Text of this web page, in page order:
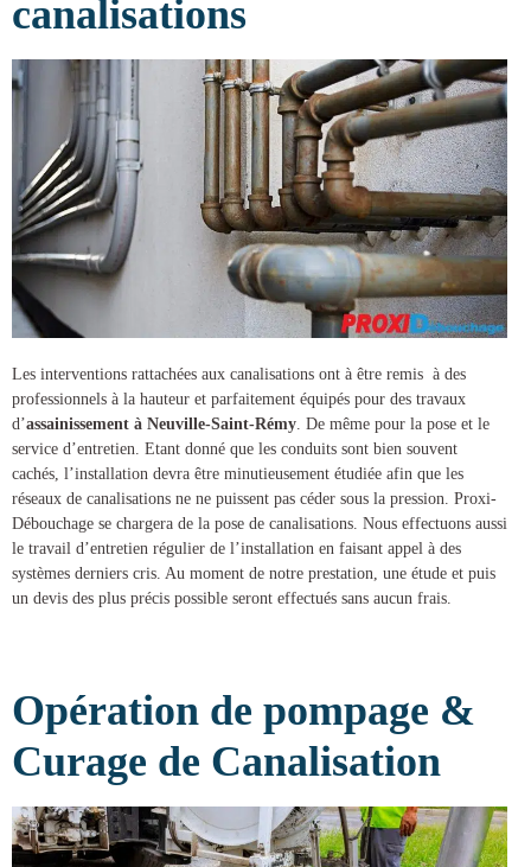
canalisations
Les interventions rattachées aux canalisations ont à être remis à des
professionnels à la hauteur et parfaitement équipés pour des travaux
d’assainissement à Neuville-Saint-Rémy. De même pour la pose et le
service d’entretien. Etant donné que les conduits sont bien souvent
cachés, l’installation devra être minutieusement étudiée afin que les
réseaux de canalisations ne ne puissent pas céder sous la pression. Proxi-
Débouchage se chargera de la pose de canalisations. Nous effectuons aussi
le travail d’entretien régulier de l’installation en faisant appel à des
systèmes derniers cris. Au moment de notre prestation, une étude et puis
un devis des plus précis possible seront effectués sans aucun frais.
Opération de pompage &
Curage de Canalisation